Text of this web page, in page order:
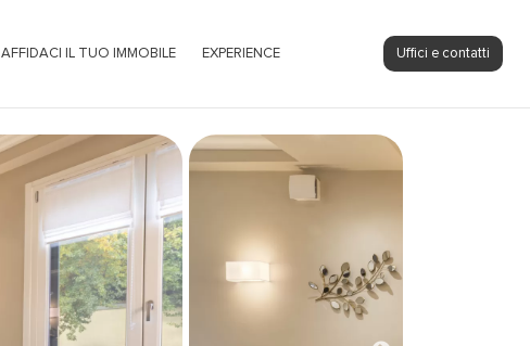
AFFIDACI IL TUO IMMOBILE EXPERIENCE Uffici e contatti